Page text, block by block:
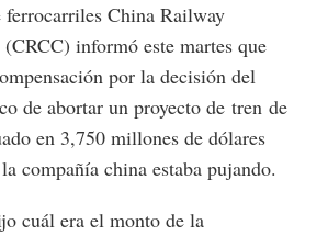
ferrocarriles China Railway
informó este martes que
por la decisión del
de abortar un proyecto de tren de
en 3,750 millones de dólares
compañía china estaba pujando.
cuál era el monto de la